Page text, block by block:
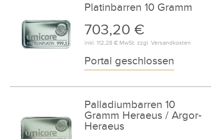
Platinbarren 10 Gramm
703,20 €
inkl. 112,28 €MwSt. zzgl. Versandkosten
Portal geschlossen
Palladiumbarren 10
Gramm Heraeus / Argor-
Heraeus